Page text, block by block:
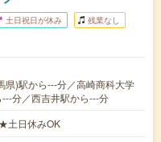
土日祝日が休み 残業なし
県)駅から---分／高崎商科大学
分／西吉井駅から---分
土日休みOK